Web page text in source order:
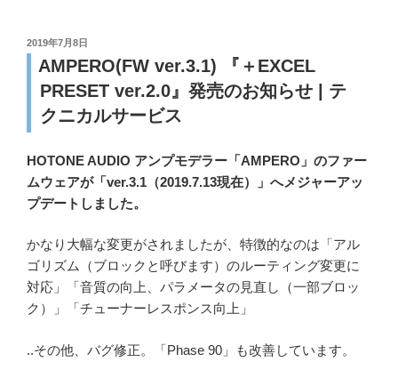
投
日:
2019年7月8日
AMPERO(FW ver.3.1) 『＋EXCEL
PRESET ver.2.0』発売のお知らせ | テ
クニカルサービス
HOTONE AUDIO アンプモデラー「AMPERO」のファー
ムウェアが「ver.3.1（2019.7.13現在）」へメジャーアッ
プデートしました。
かなり大幅な変更がされましたが、特徴的なのは「アル
ゴリズム（ブロックと呼びます）のルーティング変更に
対応」「音質の向上、パラメータの見直し（一部ブロッ
ク）」「チューナーレスポンス向上」
..その他、バグ修正。「Phase 90」も改善しています。